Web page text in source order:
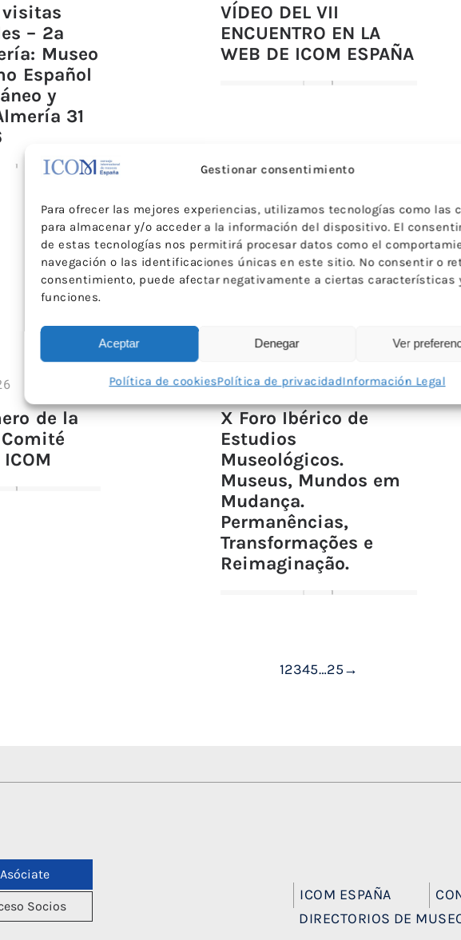
Gestionar consentimiento
Para ofrecer las mejores experiencias, utilizamos tecnologías como las
para almacenar y/o acceder a la información del dispositivo. El
de estas tecnologías nos permitirá procesar datos como el
navegación o las identificaciones únicas en este sitio. No consentir o
consentimiento, puede afectar negativamente a ciertas características
funciones.
Aceptar Denegar Ver
Política de cookiesPolítica de privacidadInformación Legal
visitas
– 2ª
Museo
Español
y
31
VÍDEO DEL VII
ENCUENTRO EN LA
WEB DE ICOM ESPAÑA
←12345…9→
de la
14 JULIO 2026
X Foro Ibérico de
Estudios
Museológicos.
Museus, Mundos em
Mudança.
Permanências,
Transformações e
Reimaginação.
12345…25→
Asóciate
Socios
ICOM ESPAÑA
DIRECTORIOS DE